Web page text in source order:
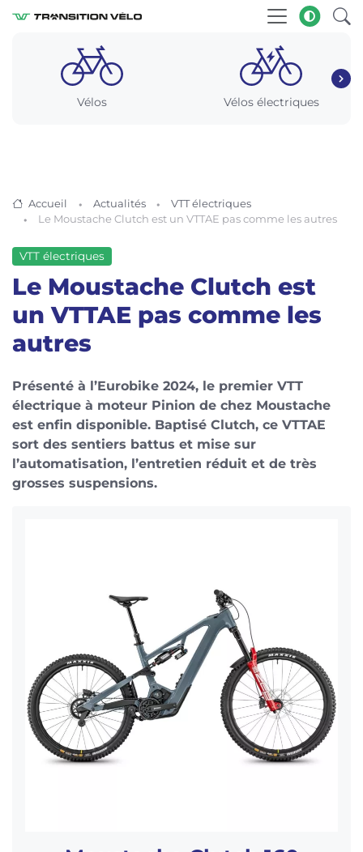
Vélos Vélos électriques
Accueil Actualités
VTT électriques
Le Moustache Clutch est un VTTAE pas comme les autres
VTT électriques
Le Moustache Clutch est
un VTTAE pas comme les
autres
Présenté à l’Eurobike 2024, le premier VTT
électrique à moteur Pinion de chez Moustache
est enfin disponible. Baptisé Clutch, ce VTTAE
sort des sentiers battus et mise sur
l’automatisation, l’entretien réduit et de très
grosses suspensions.